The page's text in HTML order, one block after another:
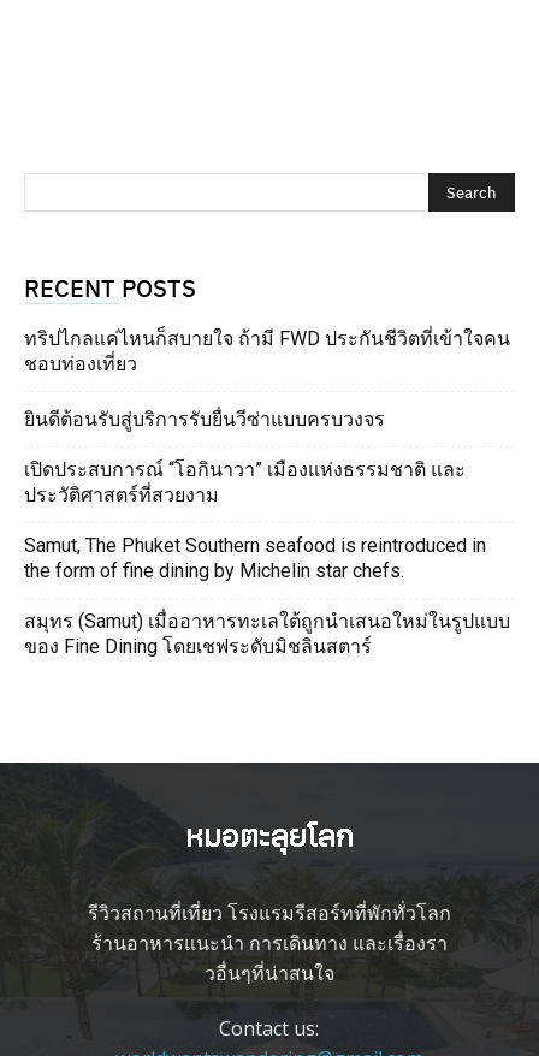
RECENT POSTS
ทริปไกลแค่ไหนก็สบายใจ ถ้ามี FWD ประกันชีวิตที่เข้าใจคน
ชอบท่องเที่ยว
ยินดีต้อนรับสู่บริการรับยื่นวีซ่าแบบครบวงจร
เปิดประสบการณ์ “โอกินาวา” เมืองแห่งธรรมชาติ และ
ประวัติศาสตร์ที่สวยงาม
Samut, The Phuket Southern seafood is reintroduced in
the form of fine dining by Michelin star chefs.
สมุทร (Samut) เมื่ออาหารทะเลใต้ถูกนำเสนอใหม่ในรูปแบบ
ของ Fine Dining โดยเชฟระดับมิชลินสตาร์
รีวิวสถานที่เที่ยว โรงแรมรีสอร์ทที่พักทั่วโลก
ร้านอาหารแนะนำ การเดินทาง และเรื่องรา
วอื่นๆที่น่าสนใจ
Contact us: